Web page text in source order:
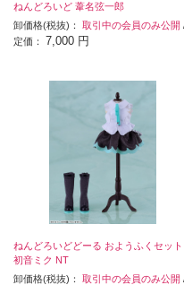
ねんどろいど 葦名弦一郎
卸価格(税抜)： 取引中の会員のみ公開
定価： 7,000 円
ねんどろいどどーる おようふくセット
初音ミク NT
卸価格(税抜)： 取引中の会員のみ公開